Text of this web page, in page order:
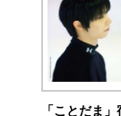
「ことだま